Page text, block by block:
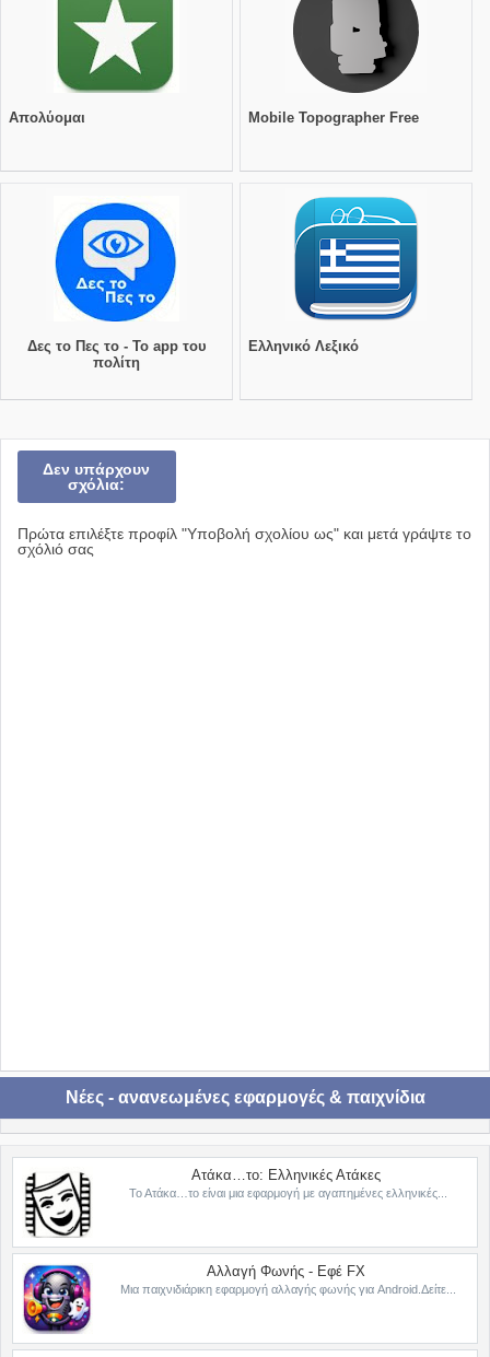
Απολύομαι Mobile Topographer Free
Δες το Πες το - Το app του
πολίτη
Ελληνικό Λεξικό
Δεν υπάρχουν
σχόλια:
Πρώτα επιλέξτε προφίλ "Υποβολή σχολίου ως" και μετά γράψτε το
σχόλιό σας
Νέες - ανανεωμένες εφαρμογές & παιχνίδια
Ατάκα…το: Ελληνικές Ατάκες
Το Ατάκα…το είναι μια εφαρμογή με αγαπημένες ελληνικές...
Αλλαγή Φωνής - Εφέ FX
Μια παιχνιδιάρικη εφαρμογή αλλαγής φωνής για Android.Δείτε...